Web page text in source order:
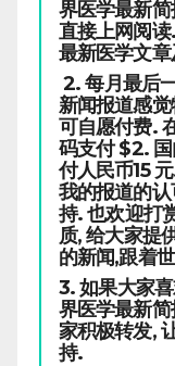
界医学最新
直接上网阅
最新医学文
2. 每月最后
新闻报道感
可自愿付费.
码支付 $2.
付人民币15
我的报道的
持. 也欢迎打
质, 给大家提
的新闻,跟着
3. 如果大家
界医学最新
家积极转发,
持.